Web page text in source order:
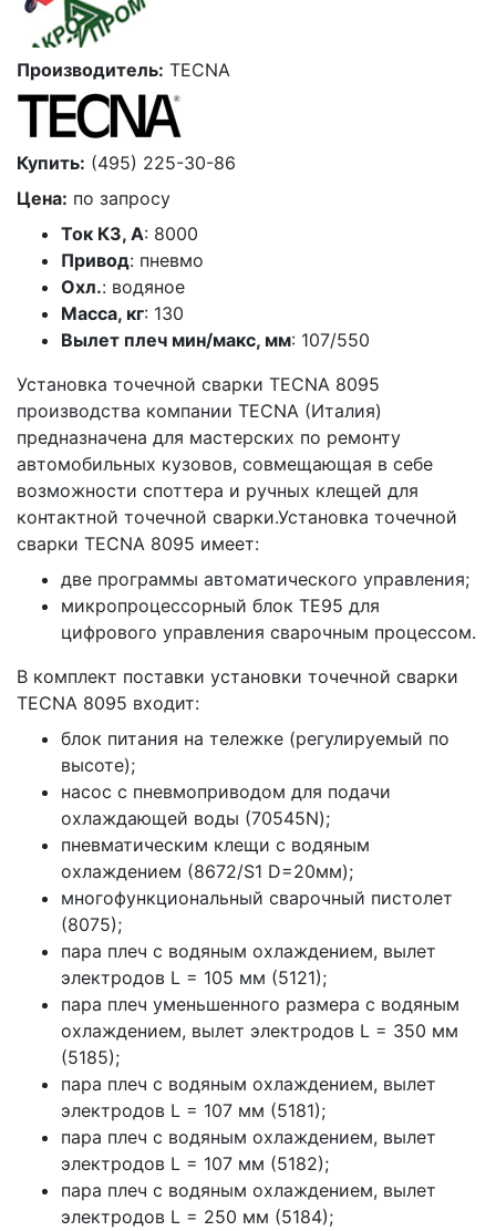
Производитель: TECNA
Купить: (495) 225-30-86
Цена: по запросу
Ток КЗ, А: 8000
Привод: пневмо
Охл.: водяное
Масса, кг: 130
Вылет плеч мин/макс, мм: 107/550
Установка точечной сварки TECNA 8095
производства компании TECNA (Италия)
предназначена для мастерских по ремонту
автомобильных кузовов, совмещающая в себе
возможности споттера и ручных клещей для
контактной точечной сварки.Установка точечной
сварки TECNA 8095 имеет:
две программы автоматического управления;
микропроцессорный блок ТЕ95 для
цифрового управления сварочным процессом.
В комплект поставки установки точечной сварки
TECNA 8095 входит:
блок питания на тележке (регулируемый по
высоте);
насос с пневмоприводом для подачи
охлаждающей воды (70545N);
пневматическим клещи с водяным
охлаждением (8672/S1 D=20мм);
многофункциональный сварочный пистолет
(8075);
пара плеч с водяным охлаждением, вылет
электродов L = 105 мм (5121);
пара плеч уменьшенного размера с водяным
охлаждением, вылет электродов L = 350 мм
(5185);
пара плеч с водяным охлаждением, вылет
электродов L = 107 мм (5181);
пара плеч с водяным охлаждением, вылет
электродов L = 107 мм (5182);
пара плеч с водяным охлаждением, вылет
электродов L = 250 мм (5184);